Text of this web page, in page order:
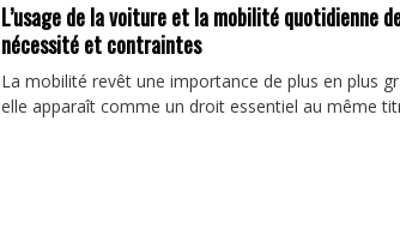
L’usage de la voiture et la mobilité quotidienne
nécessité et contraintes
La mobilité revêt une importance de plus en plus
elle apparaît comme un droit essentiel au même